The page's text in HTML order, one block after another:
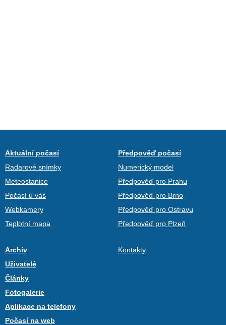
Aktuální počasí
Radarové snímky
Meteostanice
Počasí u vás
Webkamery
Teplotní mapa
Předpověď počasí
Numerický model
Předpověď pro Prahu
Předpověď pro Brno
Předpověď pro Ostravu
Předpověď pro Plzeň
Archiv
Uživatelé
Články
Fotogalerie
Aplikace na telefony
Počasí na web
Kontakty